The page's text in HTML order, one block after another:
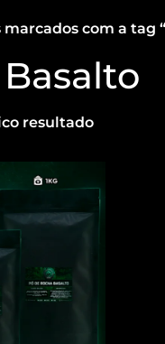
com a tag
resultado